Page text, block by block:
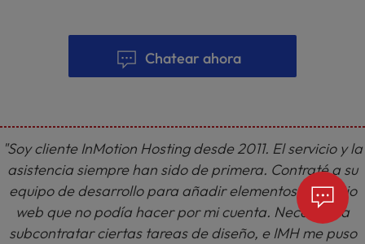
Chatear ahora
"Soy cliente InMotion Hosting desde 2011. El servicio y la
asistencia siempre han sido de primera. Contraté a su
equipo de desarrollo para añadir elementos a mi sitio
web que no podía hacer por mi cuenta. Necesitaba
subcontratar ciertas tareas de diseño, e IMH me puso